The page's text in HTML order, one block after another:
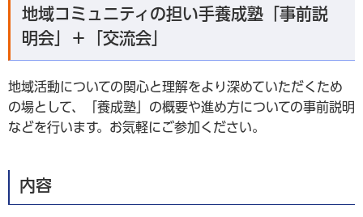
地域コミュニティの担い手養成塾「事前説
明会」＋「交流会」
地域活動についての関心と理解をより深めていただくため
の場として、「養成塾」の概要や進め方についての事前説明
などを行います。お気軽にご参加ください。
内容